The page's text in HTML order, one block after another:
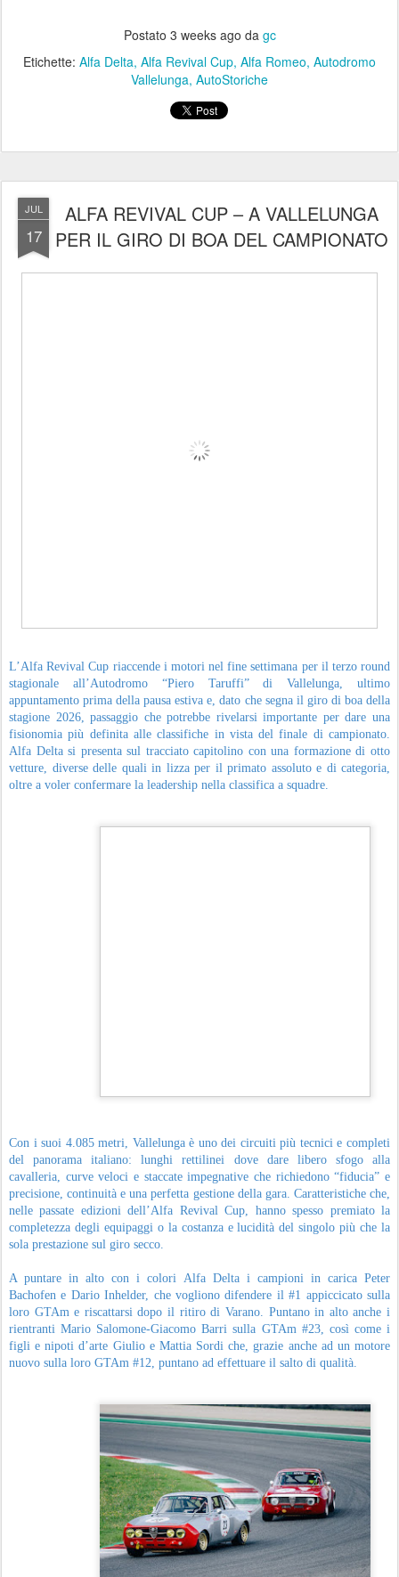
Postato 3 weeks ago da gc
Etichette: Alfa Delta Alfa Revival Cup Alfa Romeo Autodromo
Vallelunga AutoStoriche
JUL
17
ALFA REVIVAL CUP – A VALLELUNGA
PER IL GIRO DI BOA DEL CAMPIONATO
L’Alfa Revival Cup riaccende i motori nel fine settimana per il terzo round
stagionale all’Autodromo “Piero Taruffi” di Vallelunga, ultimo
appuntamento prima della pausa estiva e, dato che segna il giro di boa della
stagione 2026, passaggio che potrebbe rivelarsi importante per dare una
fisionomia più definita alle classifiche in vista del finale di campionato.
Alfa Delta si presenta sul tracciato capitolino con una formazione di otto
vetture, diverse delle quali in lizza per il primato assoluto e di categoria,
oltre a voler confermare la leadership nella classifica a squadre.
Con i suoi 4.085 metri, Vallelunga è uno dei circuiti più tecnici e completi
del panorama italiano: lunghi rettilinei dove dare libero sfogo alla
cavalleria, curve veloci e staccate impegnative che richiedono “fiducia” e
precisione, continuità e una perfetta gestione della gara. Caratteristiche che,
nelle passate edizioni dell’Alfa Revival Cup, hanno spesso premiato la
completezza degli equipaggi o la costanza e lucidità del singolo più che la
sola prestazione sul giro secco.
A puntare in alto con i colori Alfa Delta i campioni in carica Peter
Bachofen e Dario Inhelder, che vogliono difendere il #1 appiccicato sulla
loro GTAm e riscattarsi dopo il ritiro di Varano. Puntano in alto anche i
rientranti Mario Salomone-Giacomo Barri sulla GTAm #23, così come i
figli e nipoti d’arte Giulio e Mattia Sordi che, grazie anche ad un motore
nuovo sulla loro GTAm #12, puntano ad effettuare il salto di qualità.